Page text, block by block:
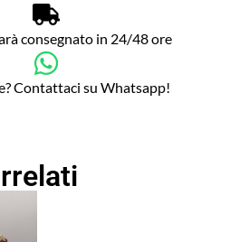
consegnato in 24/48 ore
Contattaci su Whatsapp!